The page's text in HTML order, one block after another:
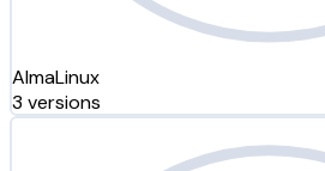
AlmaLinux
3 versions